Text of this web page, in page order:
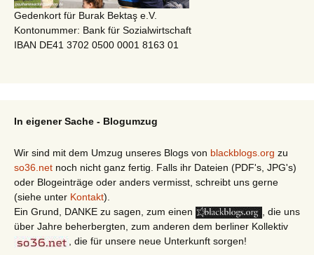
Gedenkort für Burak Bektaş e.V.
Kontonummer: Bank für Sozialwirtschaft
IBAN DE41 3702 0500 0001 8163 01
In eigener Sache - Blogumzug
Wir sind mit dem Umzug unseres Blogs von blackblogs.org zu
so36.net noch nicht ganz fertig. Falls ihr Dateien (PDF's, JPG's)
oder Blogeinträge oder anders vermisst, schreibt uns gerne
(siehe unter Kontakt).
Ein Grund, DANKE zu sagen, zum einen
, die uns
über Jahre beherbergten, zum anderen dem berliner Kollektiv
, die für unsere neue Unterkunft sorgen!